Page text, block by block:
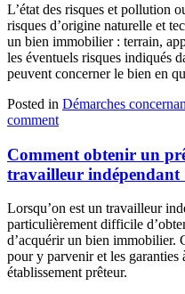
L’état des risques et pollution
risques d’origine naturelle et
un bien immobilier : terrain,
les éventuels risques indiqués
peuvent concerner le bien en
Posted in Démarches
comment
Comment obtenir un
travailleur indépendant
Lorsqu’on est un travailleur
particulièrement difficile
d’acquérir un bien immobilier.
pour y parvenir et les garanties
établissement prêteur.